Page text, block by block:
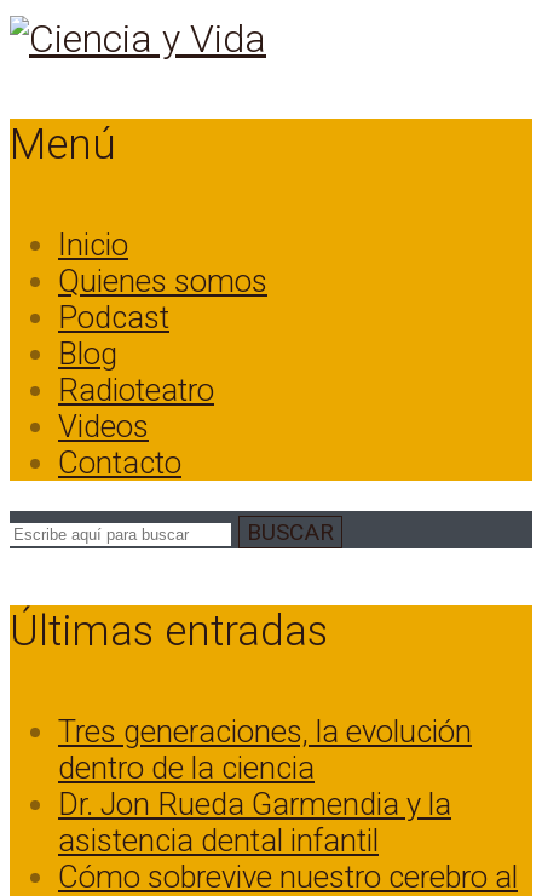
Menú
Inicio
Quienes somos
Podcast
Blog
Radioteatro
Videos
Contacto
BUSCAR
Últimas entradas
Tres generaciones, la evolución
dentro de la ciencia
Dr. Jon Rueda Garmendia y la
asistencia dental infantil
Cómo sobrevive nuestro cerebro al